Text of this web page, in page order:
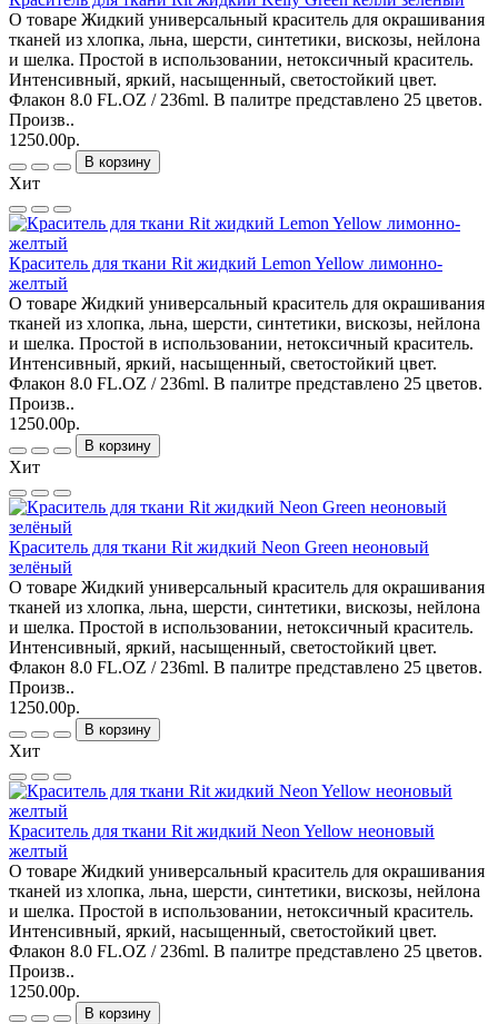
О товаре Жидкий универсальный краситель для окрашивания
тканей из хлопка, льна, шерсти, синтетики, вискозы, нейлона
и шелка. Простой в использовании, нетоксичный краситель.
Интенсивный, яркий, насыщенный, светостойкий цвет.
Флакон 8.0 FL.OZ / 236ml. В палитре представлено 25 цветов.
Произв..
1250.00р.
В корзину
Хит
Краситель для ткани Rit жидкий Lemon Yellow лимонно-
желтый
О товаре Жидкий универсальный краситель для окрашивания
тканей из хлопка, льна, шерсти, синтетики, вискозы, нейлона
и шелка. Простой в использовании, нетоксичный краситель.
Интенсивный, яркий, насыщенный, светостойкий цвет.
Флакон 8.0 FL.OZ / 236ml. В палитре представлено 25 цветов.
Произв..
1250.00р.
В корзину
Хит
Краситель для ткани Rit жидкий Neon Green неоновый
зелёный
О товаре Жидкий универсальный краситель для окрашивания
тканей из хлопка, льна, шерсти, синтетики, вискозы, нейлона
и шелка. Простой в использовании, нетоксичный краситель.
Интенсивный, яркий, насыщенный, светостойкий цвет.
Флакон 8.0 FL.OZ / 236ml. В палитре представлено 25 цветов.
Произв..
1250.00р.
В корзину
Хит
Краситель для ткани Rit жидкий Neon Yellow неоновый
желтый
О товаре Жидкий универсальный краситель для окрашивания
тканей из хлопка, льна, шерсти, синтетики, вискозы, нейлона
и шелка. Простой в использовании, нетоксичный краситель.
Интенсивный, яркий, насыщенный, светостойкий цвет.
Флакон 8.0 FL.OZ / 236ml. В палитре представлено 25 цветов.
Произв..
1250.00р.
В корзину